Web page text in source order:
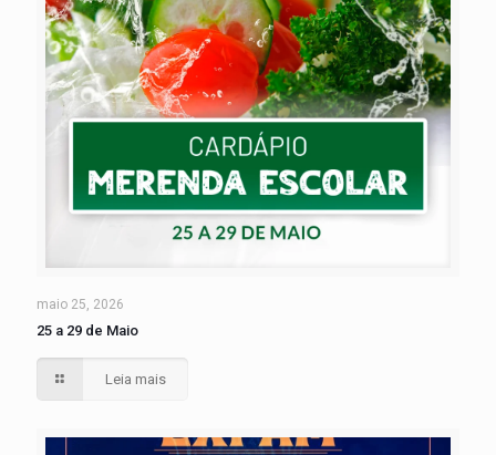
maio 25, 2026
25 a 29 de Maio
Leia mais